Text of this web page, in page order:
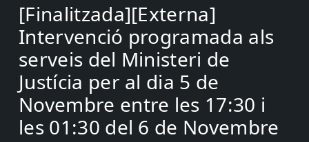
[Finalitzada][Externa]
Intervenció programada als
serveis del Ministeri de
Justícia per al dia 5 de
Novembre entre les 17:30 i
les 01:30 del 6 de Novembre